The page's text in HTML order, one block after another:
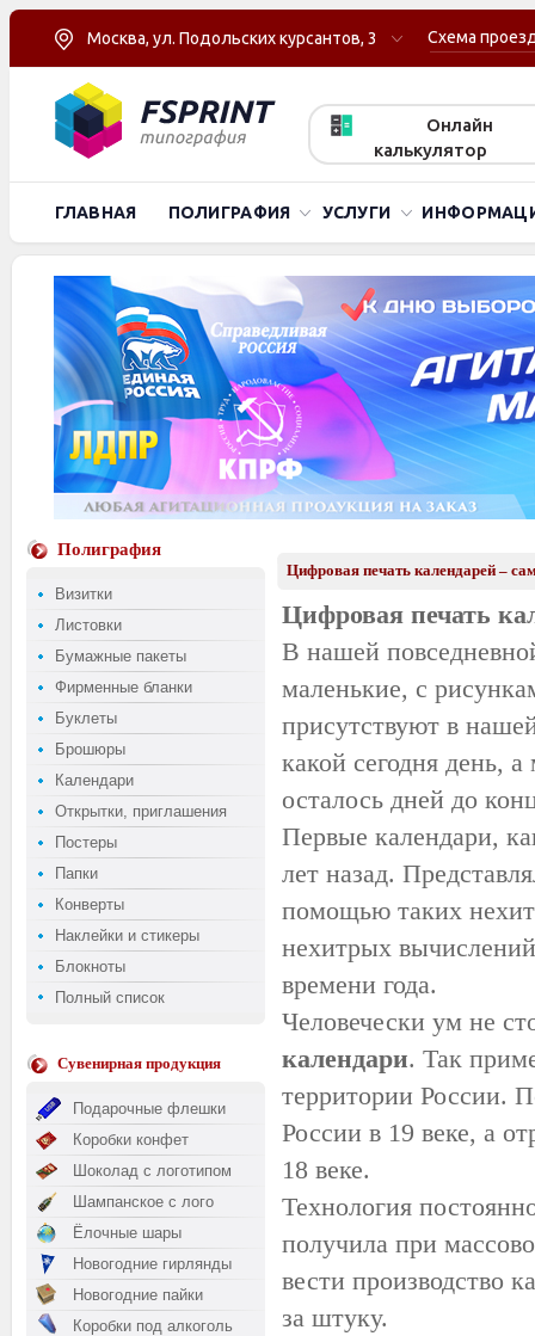
Москва, ул. Подольских курсантов, 3 Схема
Онлайн
калькулятор
ГЛАВНАЯ ПОЛИГРАФИЯ УСЛУГИ
Полиграфия
Визитки
Листовки
Бумажные пакеты
Фирменные бланки
Буклеты
Брошюры
Календари
Открытки, приглашения
Постеры
Папки
Конверты
Наклейки и стикеры
Блокноты
Полный список
Сувенирная продукция
Подарочные флешки
Коробки конфет
Шоколад с логотипом
Шампанское с лого
Ёлочные шары
Новогодние гирлянды
Новогодние пайки
Коробки под алкоголь
Цифровая печать календарей –
Цифровая печать
В нашей
маленькие, с
присутствуют в
какой сегодня день,
осталось дней до
Первые календари,
лет назад.
помощью таких
нехитрых
времени года.
Человечески ум не
календари. Так
территории России.
России в 19 веке, а
18 веке.
Технология
получила при
вести производство
за штуку.